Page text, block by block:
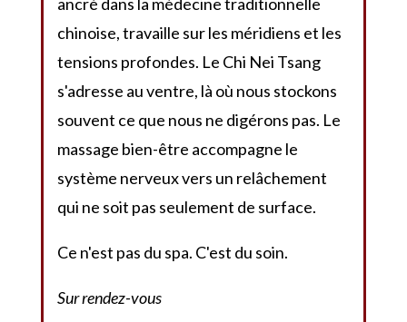
chinoise, travaille sur les méridiens et les
tensions profondes. Le Chi Nei Tsang
s'adresse au ventre, là où nous stockons
souvent ce que nous ne digérons pas. Le
massage bien-être accompagne le
système nerveux vers un relâchement
qui ne soit pas seulement de surface.
Ce n'est pas du spa. C'est du soin.
Sur rendez-vous